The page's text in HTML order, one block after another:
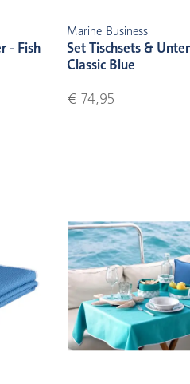
- Fish
Marine Business
Set Tischsets &
Classic Blue
€ 74,95